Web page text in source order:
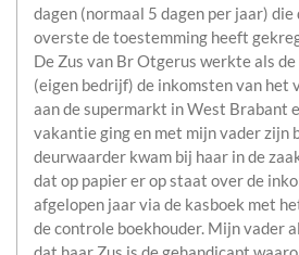
dagen (normaal 5 dagen per jaar)
overste de toestemming heeft
De Zus van Br Otgerus werkte als
(eigen bedrijf) de inkomsten van het
aan de supermarkt in West Brabant
vakantie ging en met mijn vader zijn
deurwaarder kwam bij haar in de
dat op papier er op staat over de
afgelopen jaar via de kasboek met
de controle boekhouder. Mijn vader